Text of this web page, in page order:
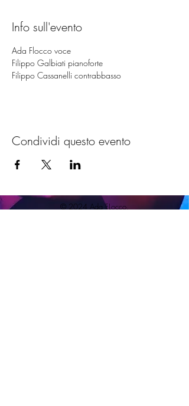
Info sull'evento
Ada Flocco voce
Filippo Galbiati pianoforte
Filippo Cassanelli contrabbasso
Condividi questo evento
© 2024 Ada FLocco.